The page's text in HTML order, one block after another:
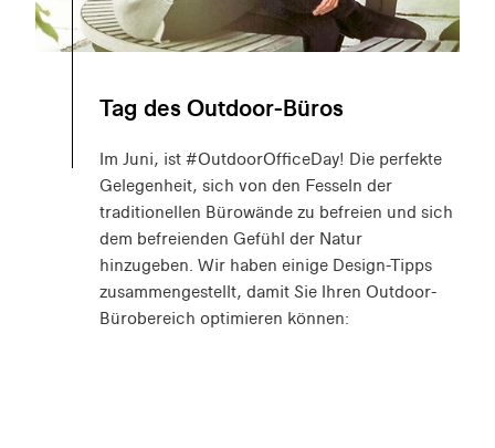
Tag des Outdoor-Büros
Im Juni, ist #OutdoorOfficeDay! Die perfekte
Gelegenheit, sich von den Fesseln der
traditionellen Bürowände zu befreien und sich
dem befreienden Gefühl der Natur
hinzugeben. Wir haben einige Design-Tipps
zusammengestellt, damit Sie Ihren Outdoor-
Bürobereich optimieren können: